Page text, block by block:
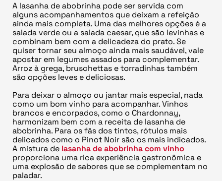
A lasanha de abobrinha pode ser servida com
alguns acompanhamentos que deixam a refeição
ainda mais completa. Uma das melhores opções é a
salada verde ou a salada caesar, que são levinhas e
combinam bem com a delicadeza do prato. Se
quiser tornar seu almoço ainda mais saudável, vale
apostar em legumes assados para complementar.
Arroz à grega, bruschettas e torradinhas também
são opções leves e deliciosas.
Para deixar o almoço ou jantar mais especial, nada
como um bom vinho para acompanhar. Vinhos
brancos e encorpados, como o Chardonnay,
harmonizam bem com a receita de lasanha de
abobrinha. Para os fãs dos tintos, rótulos mais
delicados como o Pinot Noir são os mais indicados.
A mistura de lasanha de abobrinha com vinho
proporciona uma rica experiência gastronômica e
uma explosão de sabores que se complementam no
paladar.